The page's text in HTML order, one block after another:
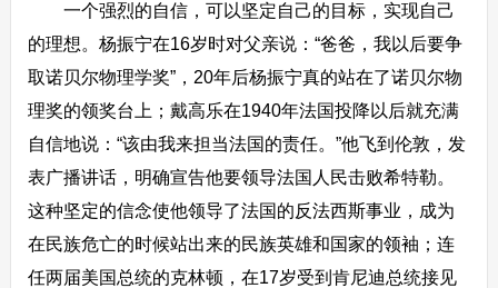
一个强烈的自信，可以坚定自己的目标，实现自己
的理想。杨振宁在16岁时对父亲说：“爸爸，我以后要争
取诺贝尔物理学奖”，20年后杨振宁真的站在了诺贝尔物
理奖的领奖台上；戴高乐在1940年法国投降以后就充满
自信地说：“该由我来担当法国的责任。”他飞到伦敦，发
表广播讲话，明确宣告他要领导法国人民击败希特勒。
这种坚定的信念使他领导了法国的反法西斯事业，成为
在民族危亡的时候站出来的民族英雄和国家的领袖；连
任两届美国总统的克林顿，在17岁受到肯尼迪总统接见